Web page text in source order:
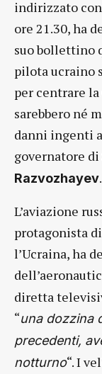
indirizzato
ore 21.30, ha
suo bollettino
pilota ucraino
per centrare
sarebbero né
danni ingenti
governatore di
Razvozhayev.
L’aviazione
protagonista
l’Ucraina, ha
diretta
“una dozzina
precedenti,
notturno“. I